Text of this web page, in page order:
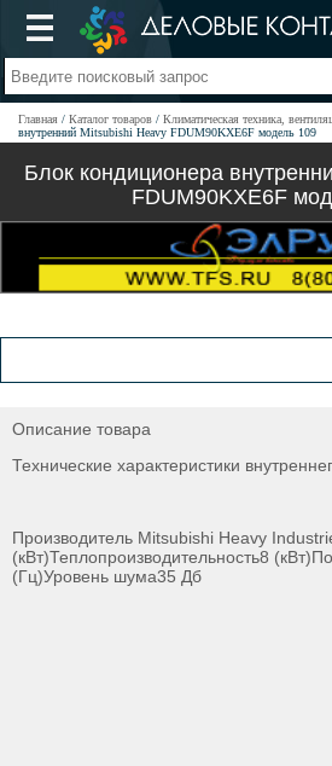
Главная Каталог товаров Климатическая техника,
внутренний Mitsubishi Heavy FDUM90KXE6F модель 109
Блок кондиционера
FDUM90KXE6F
Описание товара
Технические характеристики
Производитель Mitsubishi Heavy
(кВт)Теплопроизводительность8
(Гц)Уровень шума35 Дб